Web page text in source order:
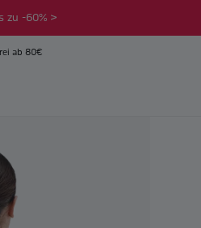
zu -60% >
ab 80€